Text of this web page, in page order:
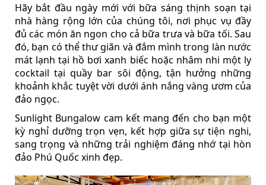
Hãy bắt đầu ngày mới với bữa sáng thịnh soạn tại
nhà hàng rộng lớn của chúng tôi, nơi phục vụ đầy
đủ các món ăn ngon cho cả bữa trưa và bữa tối. Sau
đó, bạn có thể thư giãn và đắm mình trong làn nước
mát lạnh tại hồ bơi xanh biếc hoặc nhâm nhi một ly
cocktail tại quầy bar sôi động, tận hưởng những
khoảnh khắc tuyệt vời dưới ánh nắng vàng ươm của
đảo ngọc.
Sunlight Bungalow cam kết mang đến cho bạn một
kỳ nghỉ dưỡng trọn vẹn, kết hợp giữa sự tiện nghi,
sang trọng và những trải nghiệm đáng nhớ tại hòn
đảo Phú Quốc xinh đẹp.